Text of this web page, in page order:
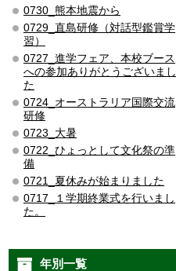
0730_熊本地震から
0729_直島研修（対話型鑑賞学
習）
0727_進学フェア、本校ブース
への参加ありがとうございまし
た
0724_オーストラリア国際交流
研修
0723_大暑
0722_ひょっとして文化祭の準
備
0721_夏休みが始まりました
0717_１学期終業式を行いまし
た。
年別一覧